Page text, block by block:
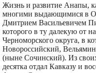
Жизнь и развитие Анапы,
многими выдающимися в
Дмитрием Васильевичем
которого в ту далекую от
Черноморского округа, в
Новороссийский,
(ныне Сочинский). Из
десятка отдал Кавказу и